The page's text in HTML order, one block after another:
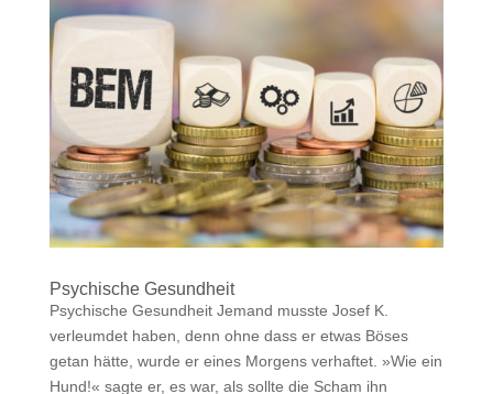
Psychische Gesundheit
Psychische Gesundheit Jemand musste Josef K.
verleumdet haben, denn ohne dass er etwas Böses
getan hätte, wurde er eines Morgens verhaftet. »Wie ein
Hund!« sagte er, es war, als sollte die Scham ihn